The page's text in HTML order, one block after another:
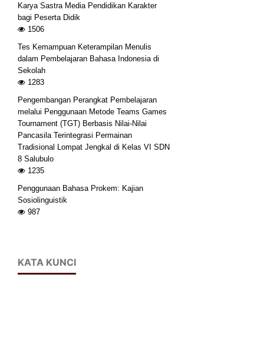
Karya Sastra Media Pendidikan Karakter
bagi Peserta Didik
1506
Tes Kemampuan Keterampilan Menulis
dalam Pembelajaran Bahasa Indonesia di
Sekolah
1283
Pengembangan Perangkat Pembelajaran
melalui Penggunaan Metode Teams Games
Tournament (TGT) Berbasis Nilai-Nilai
Pancasila Terintegrasi Permainan
Tradisional Lompat Jengkal di Kelas VI SDN
8 Salubulo
1235
Penggunaan Bahasa Prokem: Kajian
Sosiolinguistik
987
KATA KUNCI